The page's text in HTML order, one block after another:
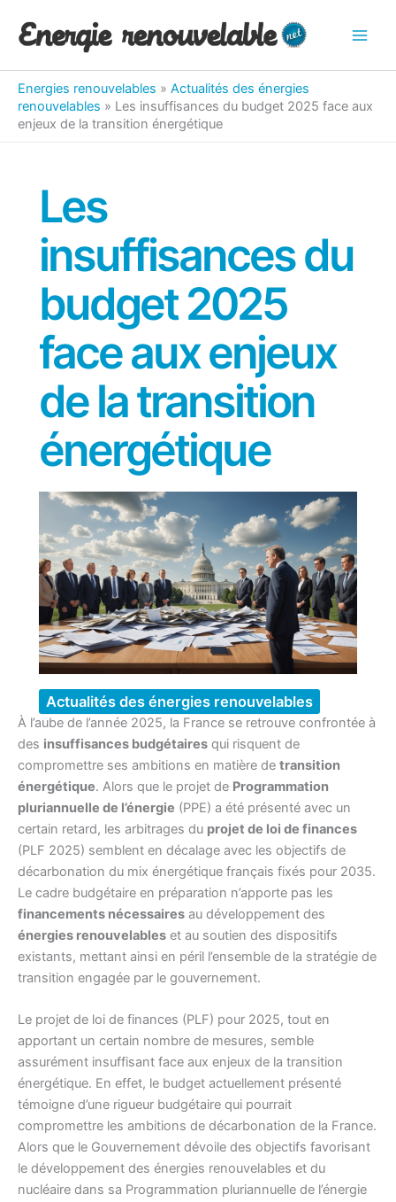
Energies renouvelables » Actualités des énergies
renouvelables » Les insuffisances du budget 2025 face aux
enjeux de la transition énergétique
Les
insuffisances du
budget 2025
face aux enjeux
de la transition
énergétique
Actualités des énergies renouvelables
À l’aube de l’année 2025, la France se retrouve confrontée à
des insuffisances budgétaires qui risquent de
compromettre ses ambitions en matière de transition
énergétique. Alors que le projet de Programmation
pluriannuelle de l’énergie (PPE) a été présenté avec un
certain retard, les arbitrages du projet de loi de finances
(PLF 2025) semblent en décalage avec les objectifs de
décarbonation du mix énergétique français fixés pour 2035.
Le cadre budgétaire en préparation n’apporte pas les
financements nécessaires au développement des
énergies renouvelables et au soutien des dispositifs
existants, mettant ainsi en péril l’ensemble de la stratégie de
transition engagée par le gouvernement.
Le projet de loi de finances (PLF) pour 2025, tout en
apportant un certain nombre de mesures, semble
assurément insuffisant face aux enjeux de la transition
énergétique. En effet, le budget actuellement présenté
témoigne d’une rigueur budgétaire qui pourrait
compromettre les ambitions de décarbonation de la France.
Alors que le Gouvernement dévoile des objectifs favorisant
le développement des énergies renouvelables et du
nucléaire dans sa Programmation pluriannuelle de l’énergie